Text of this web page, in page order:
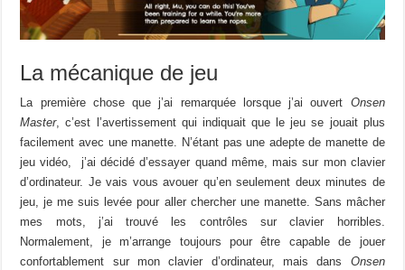
La mécanique de jeu
La première chose que j’ai remarquéelorsque j’ai ouvert Onsen
Master, c’est l’avertissement qui indiquait que le jeu se jouait plus
facilement avec une manette.
N’étant pasune adeptedemanette de
jeu vidéo, j’aidécidé d’essayer quand même, mais sur mon clavier
d’ordinateur. Je vais vous avouer qu’en seulement deux minutes de
jeu, je me suis levée pour aller chercher une manette. Sans mâcher
mes mots, j’ai trouvé les contrôles sur clavier horribles.
Normalement, je m’arrange toujours pour être capable de jouer
confortablement sur mon clavier d’ordinateur, mais dans Onsen